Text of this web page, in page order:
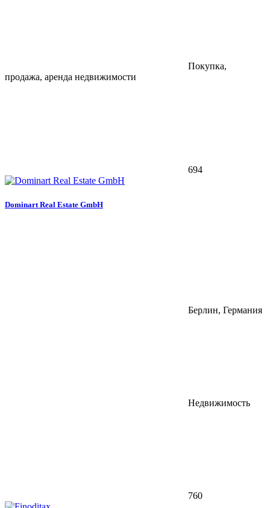
Покупка,
продажа, аренда недвижимости
694
Dominart Real Estate GmbH
Берлин, Германия
Недвижимость
760